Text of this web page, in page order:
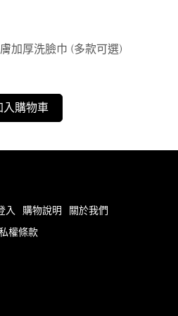
親膚加厚洗臉巾 (多款可選)
入購物車
入 購物說明
關於我們
權條款